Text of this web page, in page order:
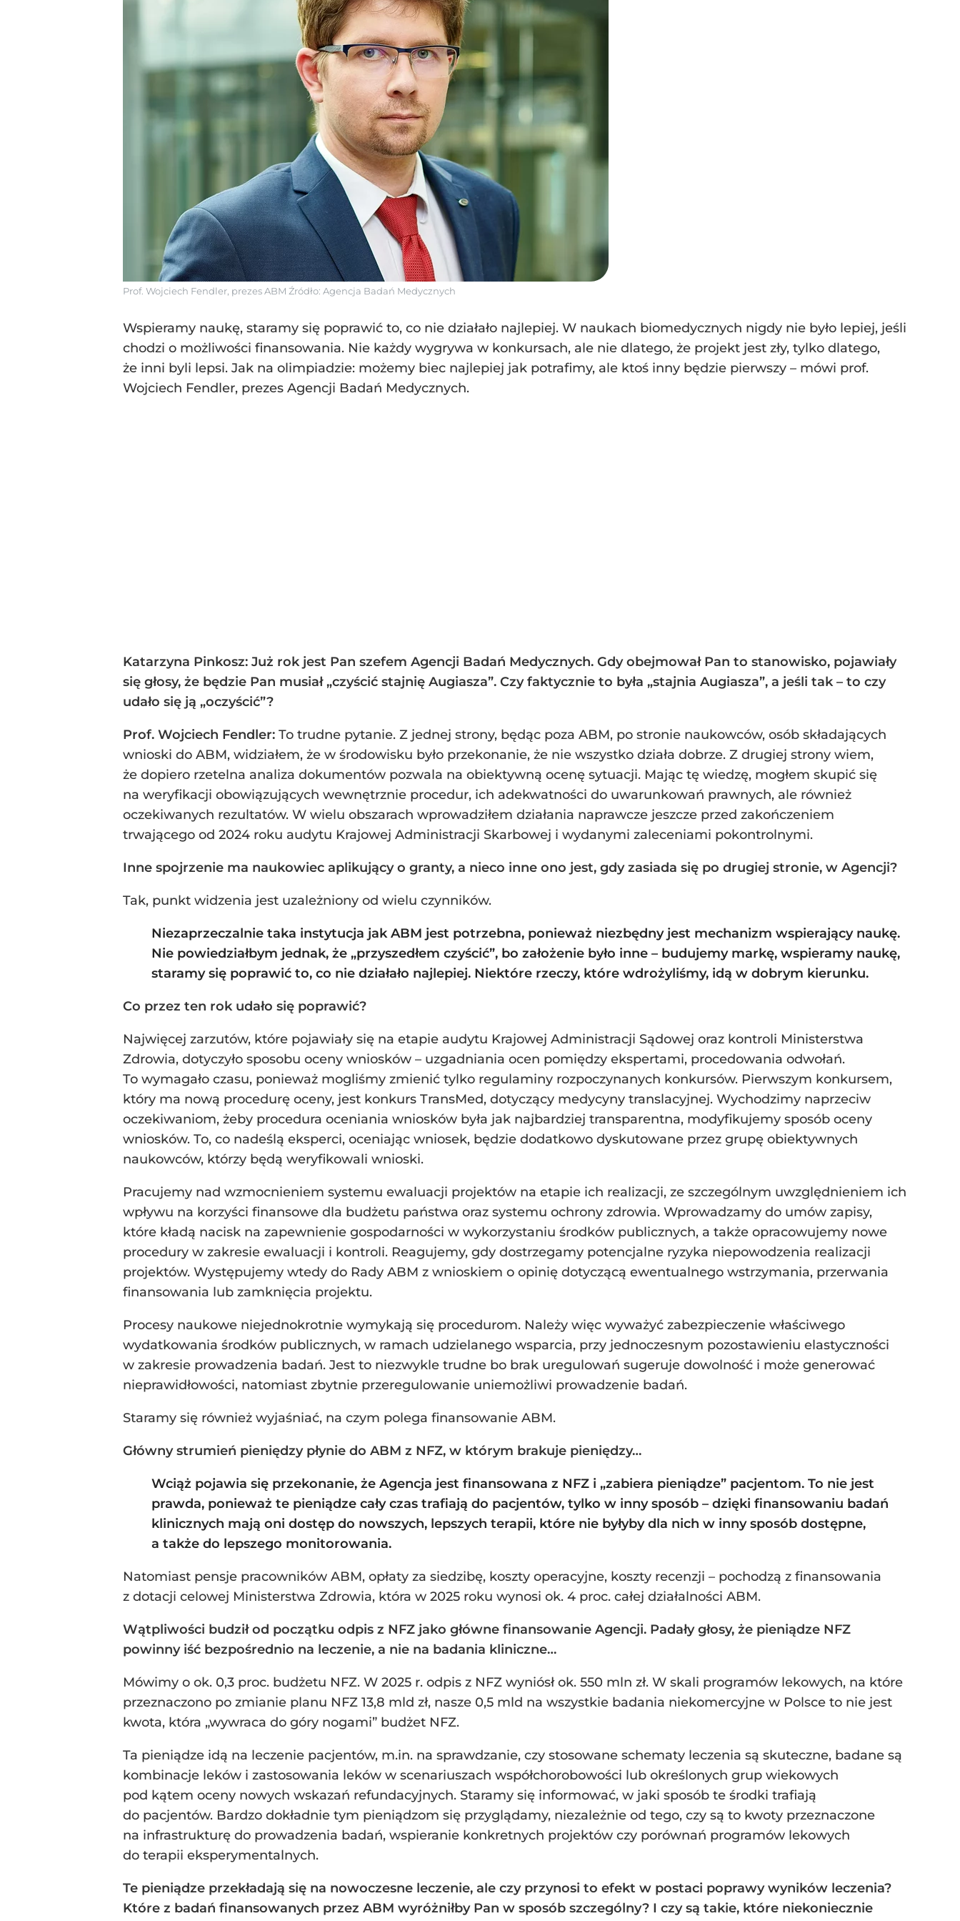
Prof. Wojciech Fendler, prezes ABM Źródło: Agencja Badań Medycznych
Wspieramy naukę, staramy się poprawić to, co nie działało najlepiej. W naukach biomedycznych nigdy nie było lepiej, jeśli
chodzi o możliwości finansowania. Nie każdy wygrywa w konkursach, ale nie dlatego, że projekt jest zły, tylko dlatego,
że inni byli lepsi. Jak na olimpiadzie: możemy biec najlepiej jak potrafimy, ale ktoś inny będzie pierwszy – mówi prof.
Wojciech Fendler, prezes Agencji Badań Medycznych.
Katarzyna Pinkosz: Już rok jest Pan szefem Agencji Badań Medycznych. Gdy obejmował Pan to stanowisko, pojawiały
się głosy, że będzie Pan musiał „czyścić stajnię Augiasza”. Czy faktycznie to była „stajnia Augiasza”, a jeśli tak – to czy
udało się ją „oczyścić”?
Prof. Wojciech Fendler: To trudne pytanie. Z jednej strony, będąc poza ABM, po stronie naukowców, osób składających
wnioski do ABM, widziałem, że w środowisku było przekonanie, że nie wszystko działa dobrze. Z drugiej strony wiem,
że dopiero rzetelna analiza dokumentów pozwala na obiektywną ocenę sytuacji. Mając tę wiedzę, mogłem skupić się
na weryfikacji obowiązujących wewnętrznie procedur, ich adekwatności do uwarunkowań prawnych, ale również
oczekiwanych rezultatów. W wielu obszarach wprowadziłem działania naprawcze jeszcze przed zakończeniem
trwającego od 2024 roku audytu Krajowej Administracji Skarbowej i wydanymi zaleceniami pokontrolnymi.
Inne spojrzenie ma naukowiec aplikujący o granty, a nieco inne ono jest, gdy zasiada się po drugiej stronie, w Agencji?
Tak, punkt widzenia jest uzależniony od wielu czynników.
Niezaprzeczalnie taka instytucja jak ABM jest potrzebna, ponieważ niezbędny jest mechanizm wspierający naukę.
Nie powiedziałbym jednak, że „przyszedłem czyścić”, bo założenie było inne – budujemy markę, wspieramy naukę,
staramy się poprawić to, co nie działało najlepiej. Niektóre rzeczy, które wdrożyliśmy, idą w dobrym kierunku.
Co przez ten rok udało się poprawić?
Najwięcej zarzutów, które pojawiały się na etapie audytu Krajowej Administracji Sądowej oraz kontroli Ministerstwa
Zdrowia, dotyczyło sposobu oceny wniosków – uzgadniania ocen pomiędzy ekspertami, procedowania odwołań.
To wymagało czasu, ponieważ mogliśmy zmienić tylko regulaminy rozpoczynanych konkursów. Pierwszym konkursem,
który ma nową procedurę oceny, jest konkurs TransMed, dotyczący medycyny translacyjnej. Wychodzimy naprzeciw
oczekiwaniom, żeby procedura oceniania wniosków była jak najbardziej transparentna, modyfikujemy sposób oceny
wniosków. To, co nadeślą eksperci, oceniając wniosek, będzie dodatkowo dyskutowane przez grupę obiektywnych
naukowców, którzy będą weryfikowali wnioski.
Pracujemy nad wzmocnieniem systemu ewaluacji projektów na etapie ich realizacji, ze szczególnym uwzględnieniem ich
wpływu na korzyści finansowe dla budżetu państwa oraz systemu ochrony zdrowia. Wprowadzamy do umów zapisy,
które kładą nacisk na zapewnienie gospodarności w wykorzystaniu środków publicznych, a także opracowujemy nowe
procedury w zakresie ewaluacji i kontroli. Reagujemy, gdy dostrzegamy potencjalne ryzyka niepowodzenia realizacji
projektów. Występujemy wtedy do Rady ABM z wnioskiem o opinię dotyczącą ewentualnego wstrzymania, przerwania
finansowania lub zamknięcia projektu.
Procesy naukowe niejednokrotnie wymykają się procedurom. Należy więc wyważyć zabezpieczenie właściwego
wydatkowania środków publicznych, w ramach udzielanego wsparcia, przy jednoczesnym pozostawieniu elastyczności
w zakresie prowadzenia badań. Jest to niezwykle trudne bo brak uregulowań sugeruje dowolność i może generować
nieprawidłowości, natomiast zbytnie przeregulowanie uniemożliwi prowadzenie badań.
Staramy się również wyjaśniać, na czym polega finansowanie ABM.
Główny strumień pieniędzy płynie do ABM z NFZ, w którym brakuje pieniędzy…
Wciąż pojawia się przekonanie, że Agencja jest finansowana z NFZ i „zabiera pieniądze” pacjentom. To nie jest
prawda, ponieważ te pieniądze cały czas trafiają do pacjentów, tylko w inny sposób – dzięki finansowaniu badań
klinicznych mają oni dostęp do nowszych, lepszych terapii, które nie byłyby dla nich w inny sposób dostępne,
a także do lepszego monitorowania.
Natomiast pensje pracowników ABM, opłaty za siedzibę, koszty operacyjne, koszty recenzji – pochodzą z finansowania
z dotacji celowej Ministerstwa Zdrowia, która w 2025 roku wynosi ok. 4 proc. całej działalności ABM.
Wątpliwości budził od początku odpis z NFZ jako główne finansowanie Agencji. Padały głosy, że pieniądze NFZ
powinny iść bezpośrednio na leczenie, a nie na badania kliniczne…
Mówimy o ok. 0,3 proc. budżetu NFZ. W 2025 r. odpis z NFZ wyniósł ok. 550 mln zł. W skali programów lekowych, na które
przeznaczono po zmianie planu NFZ 13,8 mld zł, nasze 0,5 mld na wszystkie badania niekomercyjne w Polsce to nie jest
kwota, która „wywraca do góry nogami” budżet NFZ.
Ta pieniądze idą na leczenie pacjentów, m.in. na sprawdzanie, czy stosowane schematy leczenia są skuteczne, badane są
kombinacje leków i zastosowania leków w scenariuszach współchorobowości lub określonych grup wiekowych
pod kątem oceny nowych wskazań refundacyjnych. Staramy się informować, w jaki sposób te środki trafiają
do pacjentów. Bardzo dokładnie tym pieniądzom się przyglądamy, niezależnie od tego, czy są to kwoty przeznaczone
na infrastrukturę do prowadzenia badań, wspieranie konkretnych projektów czy porównań programów lekowych
do terapii eksperymentalnych.
Te pieniądze przekładają się na nowoczesne leczenie, ale czy przynosi to efekt w postaci poprawy wyników leczenia?
Które z badań finansowanych przez ABM wyróżniłby Pan w sposób szczególny? I czy są takie, które niekoniecznie